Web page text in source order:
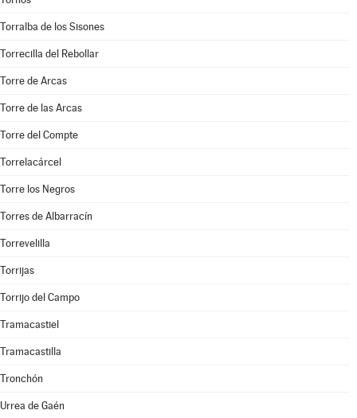
Torralba de los Sisones
Torrecilla del Rebollar
Torre de Arcas
Torre de las Arcas
Torre del Compte
Torrelacárcel
Torre los Negros
Torres de Albarracín
Torrevelilla
Torrijas
Torrijo del Campo
Tramacastiel
Tramacastilla
Tronchón
Urrea de Gaén